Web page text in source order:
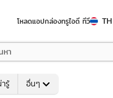
โหลดแอปกล่องทรูไอดี ทีวี TH
รู้ อื่นๆ